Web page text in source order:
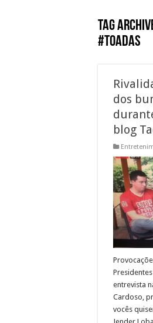
Tag
#toadas
dos
blog
entrevista
Cardoso,
vocês